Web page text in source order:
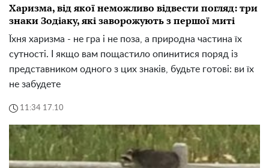
Харизма, від якої неможливо відвести погляд: три
знаки Зодіаку, які заворожують з першої миті
Їхня харизма - не гра і не поза, а природна частина їх
сутності. І якщо вам пощастило опинитися поряд із
представником одного з цих знаків, будьте готові: ви їх
не забудете
11:34 17.10